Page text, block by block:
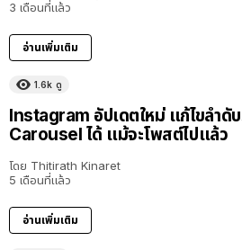
3 เดือนที่แล้ว
อ่านเพิ่มเติม
1.6k ดู
Instagram อัปเดตใหม่ แก้ไขลำดับ
Carousel ได้ แม้จะโพสต์ไปแล้ว
โดย Thitirath Kinaret
5 เดือนที่แล้ว
อ่านเพิ่มเติม